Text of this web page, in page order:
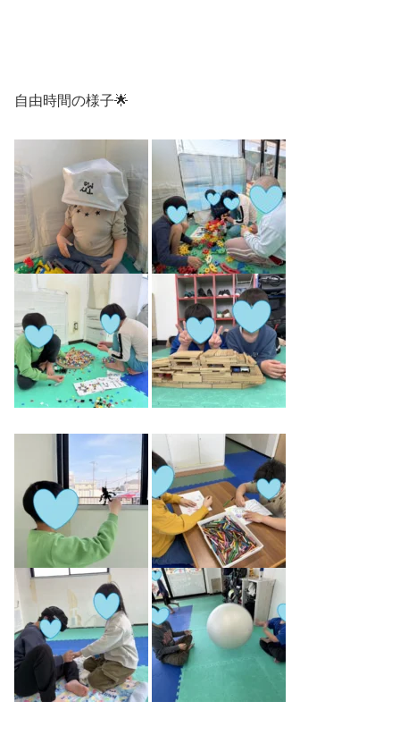
自由時間の様子🌟